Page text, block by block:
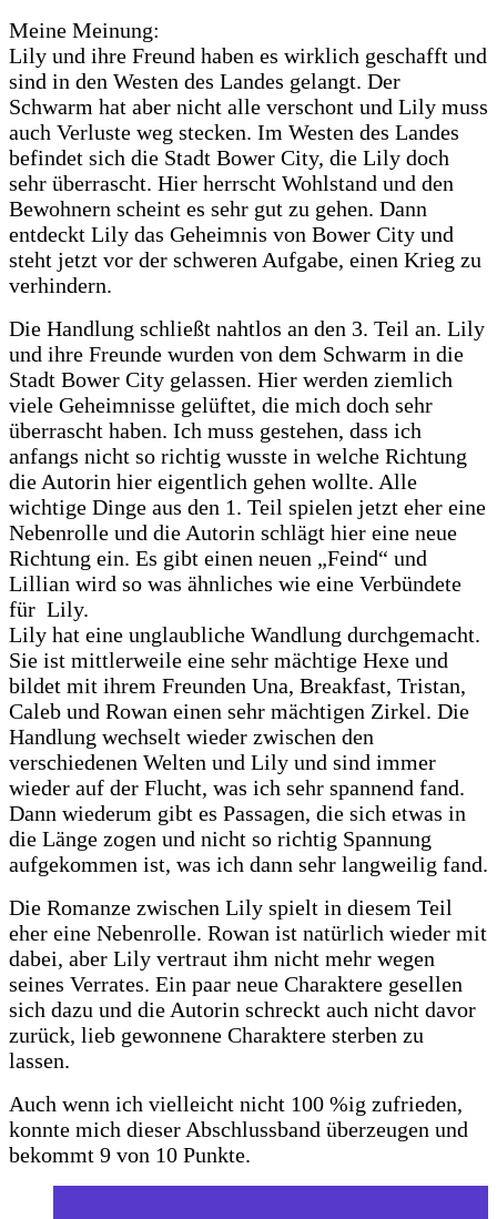
Meine Meinung:
Lily und ihre Freund haben es wirklich geschafft und
sind in den Westen des Landes gelangt. Der
Schwarm hat aber nicht alle verschont und Lily muss
auch Verluste weg stecken. Im Westen des Landes
befindet sich die Stadt Bower City, die Lily doch
sehr überrascht. Hier herrscht Wohlstand und den
Bewohnern scheint es sehr gut zu gehen. Dann
entdeckt Lily das Geheimnis von Bower City und
steht jetzt vor der schweren Aufgabe, einen Krieg zu
verhindern.
Die Handlung schließt nahtlos an den 3. Teil an. Lily
und ihre Freunde wurden von dem Schwarm in die
Stadt Bower City gelassen. Hier werden ziemlich
viele Geheimnisse gelüftet, die mich doch sehr
überrascht haben. Ich muss gestehen, dass ich
anfangs nicht so richtig wusste in welche Richtung
die Autorin hier eigentlich gehen wollte. Alle
wichtige Dinge aus den 1. Teil spielen jetzt eher eine
Nebenrolle und die Autorin schlägt hier eine neue
Richtung ein. Es gibt einen neuen „Feind“ und
Lillian wird so was ähnliches wie eine Verbündete
für Lily.
Lily hat eine unglaubliche Wandlung durchgemacht.
Sie ist mittlerweile eine sehr mächtige Hexe und
bildet mit ihrem Freunden Una, Breakfast, Tristan,
Caleb und Rowan einen sehr mächtigen Zirkel. Die
Handlung wechselt wieder zwischen den
verschiedenen Welten und Lily und sind immer
wieder auf der Flucht, was ich sehr spannend fand.
Dann wiederum gibt es Passagen, die sich etwas in
die Länge zogen und nicht so richtig Spannung
aufgekommen ist, was ich dann sehr langweilig fand.
Die Romanze zwischen Lily spielt in diesem Teil
eher eine Nebenrolle. Rowan ist natürlich wieder mit
dabei, aber Lily vertraut ihm nicht mehr wegen
seines Verrates. Ein paar neue Charaktere gesellen
sich dazu und die Autorin schreckt auch nicht davor
zurück, lieb gewonnene Charaktere sterben zu
lassen.
Auch wenn ich vielleicht nicht 100 %ig zufrieden,
konnte mich dieser Abschlussband überzeugen und
bekommt 9 von 10 Punkte.